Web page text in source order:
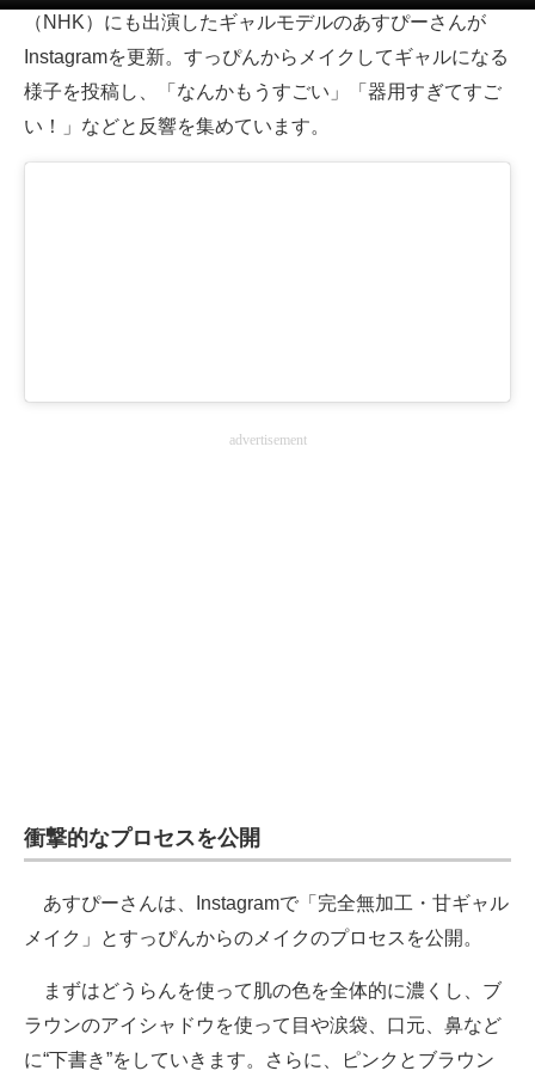
ITの今と未来を見通す
スマホと通信の最新トレンド
進化するPCとデバイスの未来
マーケ×ITの今がよく分かる
エネルギーの専門メディア
建設×テクノロジーの最前線
（NHK）にも出演したギャルモデルのあすぴーさんが
Instagramを更新。すっぴんからメイクしてギャルになる
様子を投稿し、「なんかもうすごい」「器用すぎてすご
い！」などと反響を集めています。
advertisement
衝撃的なプロセスを公開
あすぴーさんは、Instagramで「完全無加工・甘ギャル
メイク」とすっぴんからのメイクのプロセスを公開。
まずはどうらんを使って肌の色を全体的に濃くし、ブ
ラウンのアイシャドウを使って目や涙袋、口元、鼻など
に“下書き”をしていきます。さらに、ピンクとブラウン